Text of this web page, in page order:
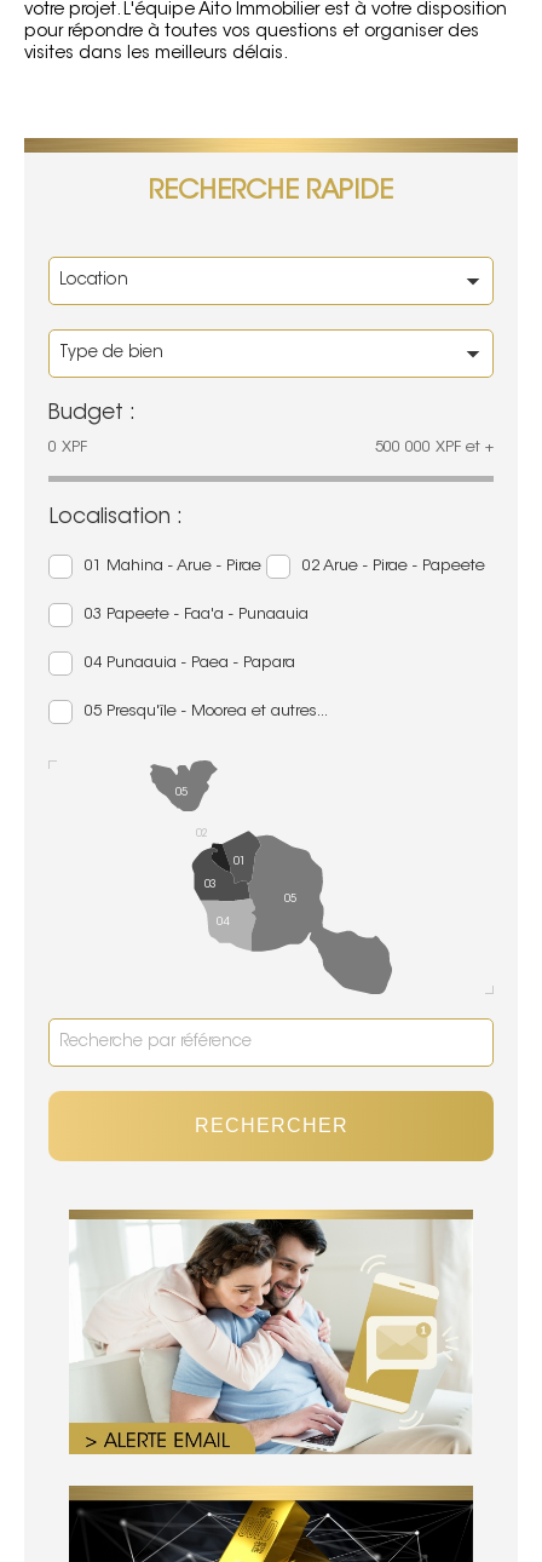
votre projet. L'équipe Aito Immobilier est à votre disposition
pour répondre à toutes vos questions et organiser des
visites dans les meilleurs délais.
RECHERCHE RAPIDE
Budget :
0 XPF 500 000 XPF et +
Localisation :
01 Mahina - Arue - Pirae 02 Arue - Pirae - Papeete
03 Papeete - Faa'a - Punaauia
04 Punaauia - Paea - Papara
05 Presqu'île - Moorea et autres...
01
02
03
04
05
05
RECHERCHER